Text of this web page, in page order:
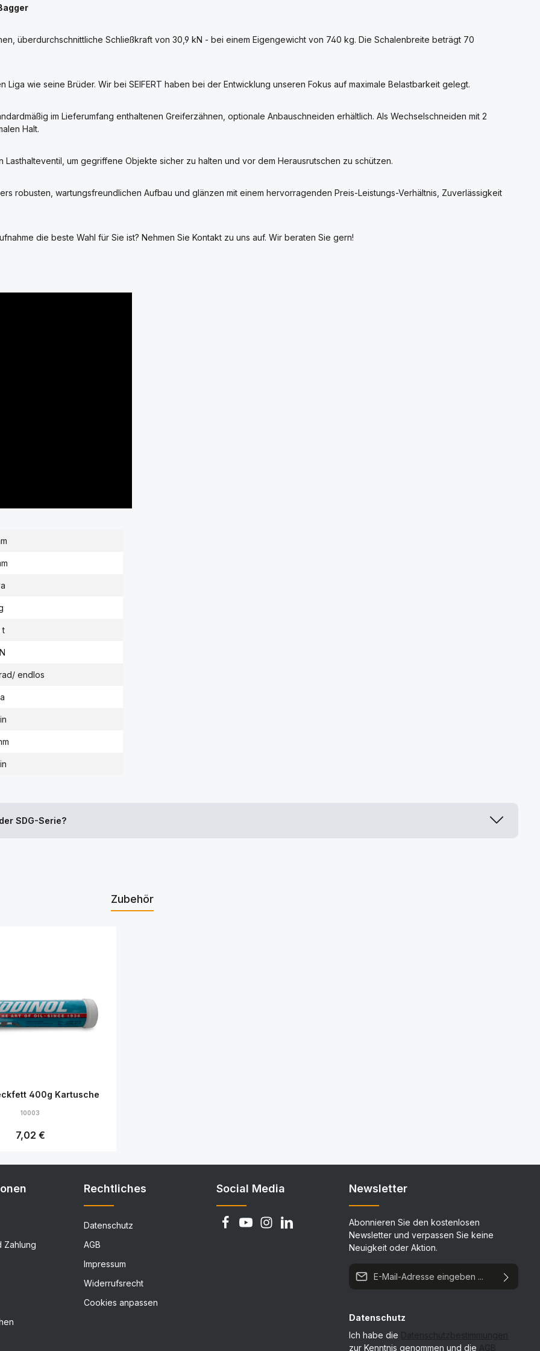
überdurchschnittliche Schließkraft von 30,9 kN - bei einem Eigengewicht von 740 kg. Die Schalenbreite beträgt 70
wie seine Brüder. Wir bei SEIFERT haben bei der Entwicklung unseren Fokus auf maximale Belastbarkeit gelegt.
im Lieferumfang enthaltenen Greiferzähnen, optionale Anbauschneiden erhältlich. Als Wechselschneiden mit 2
Halt.
um gegriffene Objekte sicher zu halten und vor dem Herausrutschen zu schützen.
robusten, wartungsfreundlichen Aufbau und glänzen mit einem hervorragenden Preis-Leistungs-Verhältnis, Zuverlässigkeit
die beste Wahl für Sie ist? Nehmen Sie Kontakt zu uns auf. Wir beraten Sie gern!
t
endlos
SDG-Serie?
Zubehör
400g Kartusche
10003
Regulärer Preis:
7,02 €
Zahlung
Rechtliches
Datenschutz
AGB
Impressum
Widerrufsrecht
Cookies anpassen
Social Media Newsletter
Abonnieren Sie den kostenlosen
Newsletter und verpassen Sie keine
Neuigkeit oder Aktion.
E-Mail-Adresse*
Datenschutz
Ich habe die Datenschutzbestimmungen
zur Kenntnis genommen und die AGB